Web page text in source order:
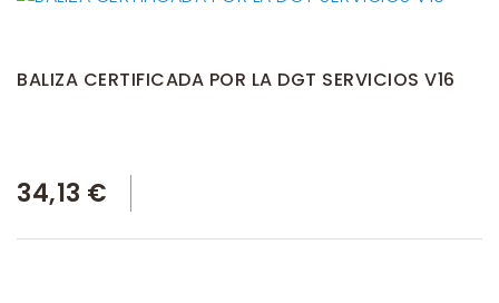
BALIZA CERTIFICADA POR LA DGT SERVICIOS V16
34,13 €